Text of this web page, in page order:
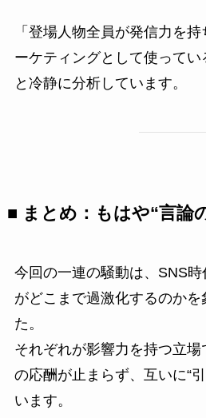
「登場人物全員が発信力を
ーケティングとして使ってい
と冷静に分析しています。
■ まとめ：もはや“言論
今回の一連の騒動は、SNS時
がどこまで過激化するのかを
た。
それぞれが影響力を持つ立
の応酬が止まらず、互いに“
います。